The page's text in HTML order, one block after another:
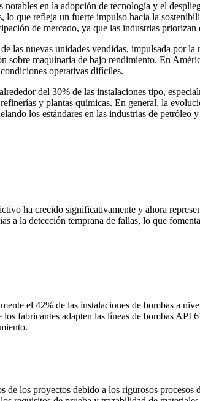
en la adopción de tecnología y el
que refleja un fuerte impulso hacia la
de mercado, ya que las industrias
las nuevas unidades vendidas, impulsada por
maquinaria de bajo rendimiento. En
operativas difíciles.
del 30% de las instalaciones tipo,
y plantas químicas. En general, la
los estándares en las industrias de petróleo
ha crecido significativamente y ahora
la detección temprana de fallas, lo que
el 42% de las instalaciones de bombas a
fabricantes adapten las líneas de bombas API
los proyectos debido a los rigurosos